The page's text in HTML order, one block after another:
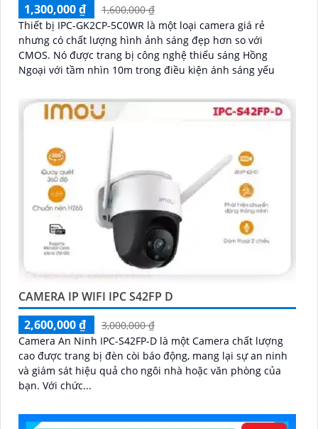
1,300,000 ₫
1,600,000 ₫
Thiết bị IPC-GK2CP-5C0WR là một loại camera giá rẻ
nhưng có chất lượng hình ảnh sáng đẹp hơn so với
CMOS. Nó được trang bị công nghệ thiếu sáng Hồng
Ngoại với tầm nhìn 10m trong điều kiện ánh sáng yếu
CAMERA IP WIFI IPC S42FP D
2,600,000 ₫
3,000,000 ₫
Camera An Ninh IPC-S42FP-D là một Camera chất lượng
cao được trang bị đèn còi báo động, mang lại sự an ninh
và giám sát hiệu quả cho ngôi nhà hoặc văn phòng của
bạn. Với chức...